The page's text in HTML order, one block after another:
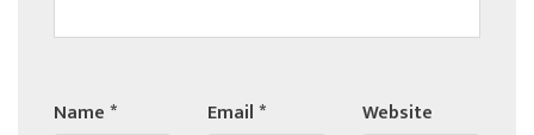
Name* Email* Website